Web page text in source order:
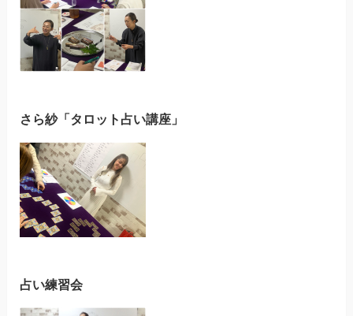
さら紗「タロット占い講座」
占い練習会